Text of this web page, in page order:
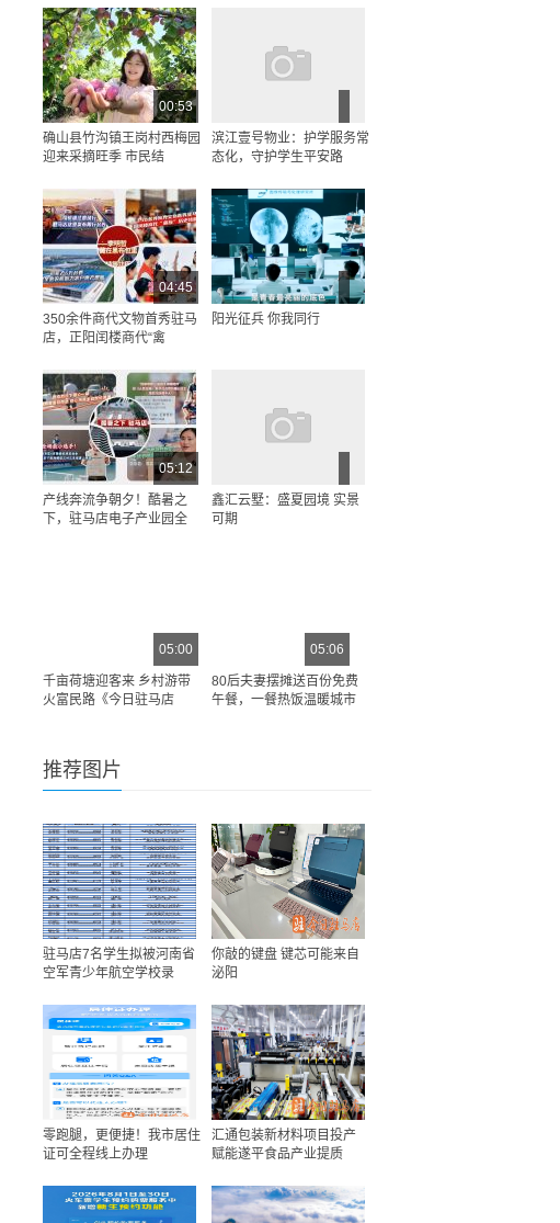
00:53
确山县竹沟镇王岗村西梅园
迎来采摘旺季 市民结
滨江壹号物业：护学服务常
态化，守护学生平安路
04:45
350余件商代文物首秀驻马
店，正阳闰楼商代“禽
阳光征兵 你我同行
05:12
产线奔流争朝夕！酷暑之
下，驻马店电子产业园全
鑫汇云墅：盛夏园境 实景
可期
05:00
千亩荷塘迎客来 乡村游带
火富民路《今日驻马店
05:06
80后夫妻摆摊送百份免费
午餐，一餐热饭温暖城市
推荐图片
驻马店7名学生拟被河南省
空军青少年航空学校录
你敲的键盘 键芯可能来自
泌阳
零跑腿，更便捷！我市居住
证可全程线上办理
汇通包装新材料项目投产
赋能遂平食品产业提质